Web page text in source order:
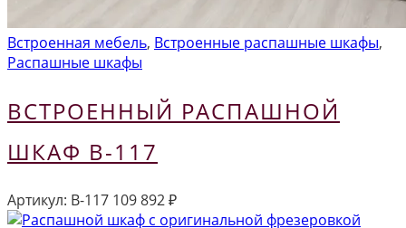
Встроенная мебель, Встроенные распашные шкафы,
Распашные шкафы
ВСТРОЕННЫЙ РАСПАШНОЙ
ШКАФ В-117
Артикул: В-117 109 892₽